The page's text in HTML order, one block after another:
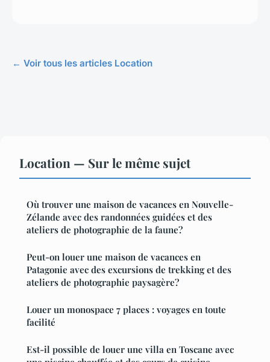
← Voir tous les articles Location
Location — Sur le même sujet
Où trouver une maison de vacances en Nouvelle-
Zélande avec des randonnées guidées et des
ateliers de photographie de la faune?
Peut-on louer une maison de vacances en
Patagonie avec des excursions de trekking et des
ateliers de photographie paysagère?
Louer un monospace 7 places : voyages en toute
facilité
Est-il possible de louer une villa en Toscane avec